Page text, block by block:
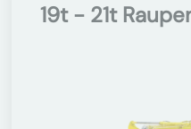
19t - 21t